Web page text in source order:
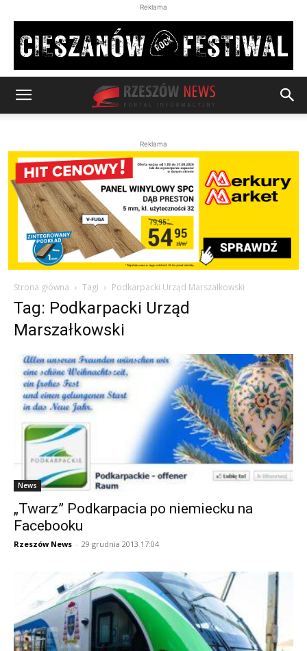
Reklama
Reklama
Strona główna Tagi Podkarpacki Urząd Marszałkowski
Tag: Podkarpacki Urząd
Marszałkowski
News
„Twarz” Podkarpacia po niemiecku na
Facebooku
Rzeszów News - 29 grudnia 2013 17:04